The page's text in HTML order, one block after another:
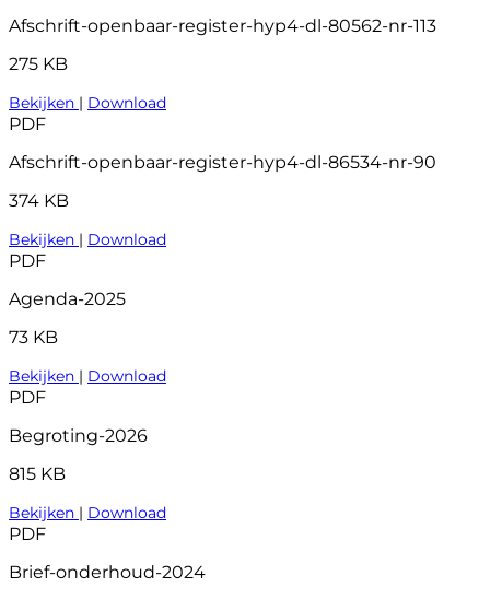
Afschrift-openbaar-register-hyp4-dl-80562-nr-113
275 KB
Bekijken | Download
PDF
Afschrift-openbaar-register-hyp4-dl-86534-nr-90
374 KB
Bekijken | Download
PDF
Agenda-2025
73 KB
Bekijken | Download
PDF
Begroting-2026
815 KB
Bekijken | Download
PDF
Brief-onderhoud-2024